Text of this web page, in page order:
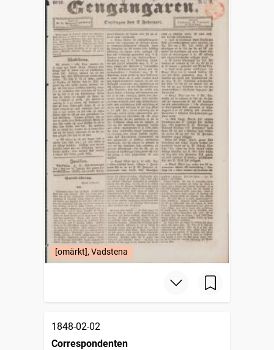
[omärkt], Vadstena
1848-02-02
Correspondenten